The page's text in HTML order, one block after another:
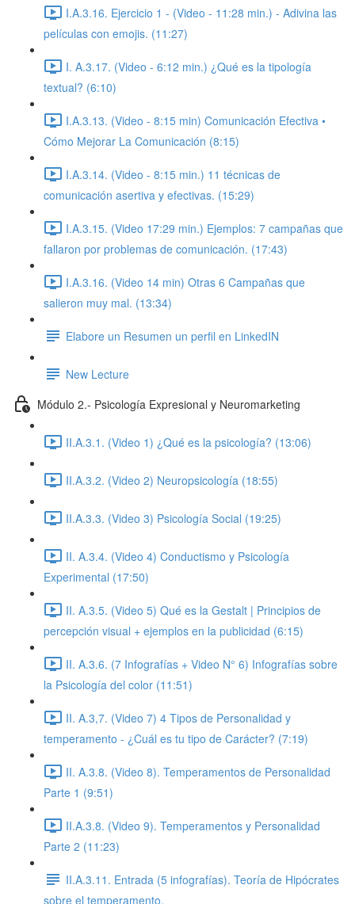
I.A.3.16. Ejercicio 1 - (Video - 11:28 min.) - Adivina las
películas con emojis. (11:27)
I. A.3.17. (Video - 6:12 min.) ¿Qué es la tipología
textual? (6:10)
I.A.3.13. (Video - 8:15 min) Comunicación Efectiva •
Cómo Mejorar La Comunicación (8:15)
I.A.3.14. (Video - 8:15 min.) 11 técnicas de
comunicación asertiva y efectivas. (15:29)
I.A.3.15. (Video 17:29 min.) Ejemplos: 7 campañas que
fallaron por problemas de comunicación. (17:43)
I.A.3.16. (Video 14 min) Otras 6 Campañas que
salieron muy mal. (13:34)
Elabore un Resumen un perfil en LinkedIN
New Lecture
Módulo 2.- Psicología Expresional y Neuromarketing
II.A.3.1. (Video 1) ¿Qué es la psicología? (13:06)
II.A.3.2. (Video 2) Neuropsicología (18:55)
II.A.3.3. (Video 3) Psicología Social (19:25)
II. A.3.4. (Video 4) Conductismo y Psicología
Experimental (17:50)
II. A.3.5. (Video 5) Qué es la Gestalt | Principios de
percepción visual + ejemplos en la publicidad (6:15)
II. A.3.6. (7 Infografías + Video N° 6) Infografías sobre
la Psicología del color (11:51)
II. A.3,7. (Video 7) 4 Tipos de Personalidad y
temperamento - ¿Cuál es tu tipo de Carácter? (7:19)
II. A.3.8. (Video 8). Temperamentos de Personalidad
Parte 1 (9:51)
II.A.3.8. (Video 9). Temperamentos y Personalidad
Parte 2 (11:23)
II.A.3.11. Entrada (5 infografías). Teoría de Hipócrates
sobre el temperamento.